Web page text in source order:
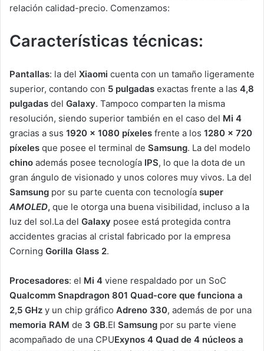
relación calidad-precio. Comenzamos:
Características técnicas:
Pantallas: la del Xiaomi cuenta con un tamaño ligeramente
superior, contando con 5 pulgadas exactas frente a las 4,8
pulgadas del Galaxy. Tampoco comparten la misma
resolución, siendo superior también en el caso del Mi 4
gracias a sus 1920 x 1080 píxeles frente a los 1280 x 720
píxeles que posee el terminal de Samsung. La del modelo
chino además posee tecnología IPS, lo que la dota de un
gran ángulo de visionado y unos colores muy vivos. La del
Samsung por su parte cuenta con tecnología super
AMOLED, que le otorga una buena visibilidad, incluso a la
luz del sol.La del Galaxy posee está protegida contra
accidentes gracias al cristal fabricado por la empresa
Corning Gorilla Glass 2.
Procesadores: el Mi 4 viene respaldado por un SoC
Qualcomm Snapdragon 801 Quad-core que funciona a
2,5 GHz y un chip gráfico Adreno 330, además de por una
memoria RAM de 3 GB.El Samsung por su parte viene
acompañado de una CPUExynos 4 Quad de 4 núcleos a